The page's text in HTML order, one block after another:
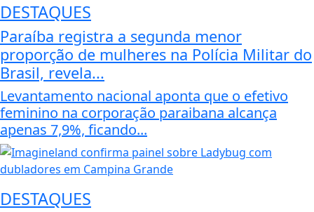
DESTAQUES
Paraíba registra a segunda menor
proporção de mulheres na Polícia Militar do
Brasil, revela...
Levantamento nacional aponta que o efetivo
feminino na corporação paraibana alcança
apenas 7,9%, ficando...
DESTAQUES